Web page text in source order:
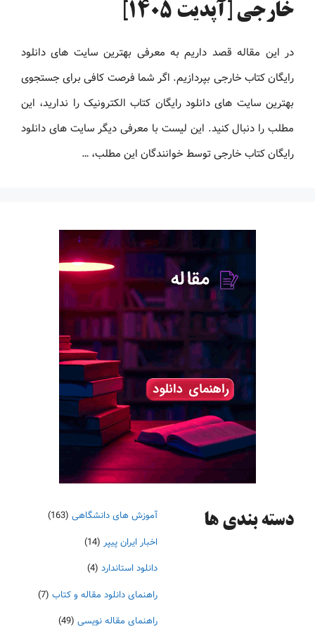
خارجی [آپدیت 1405]
در این مقاله قصد داریم به معرفی بهترین سایت های دانلود
رایگان کتاب خارجی بپردازیم. اگر شما فرصت کافی برای جستجوی
بهترین سایت های دانلود رایگان کتاب الکترونیک را ندارید، این
مطلب را دنبال کنید. این لیست با معرفی دیگر سایت های دانلود
رایگان کتاب خارجی توسط خوانندگان این مطلب، …
دسته‌ بندی ها آموزش های دانشگاهی (163)
اخبار ایران پیپر (14)
دانلود استاندارد (4)
راهنمای دانلود مقاله و کتاب (7)
راهنمای مقاله نویسی (49)